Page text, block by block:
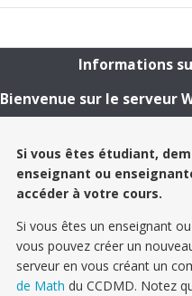
Informations
Bienvenue sur le serveur
Si vous êtes étudiant,
enseignant ou
accéder à votre cours.
Si vous êtes un enseignant
vous pouvez créer un
serveur en vous créant un
de Math du CCDMD. Notez